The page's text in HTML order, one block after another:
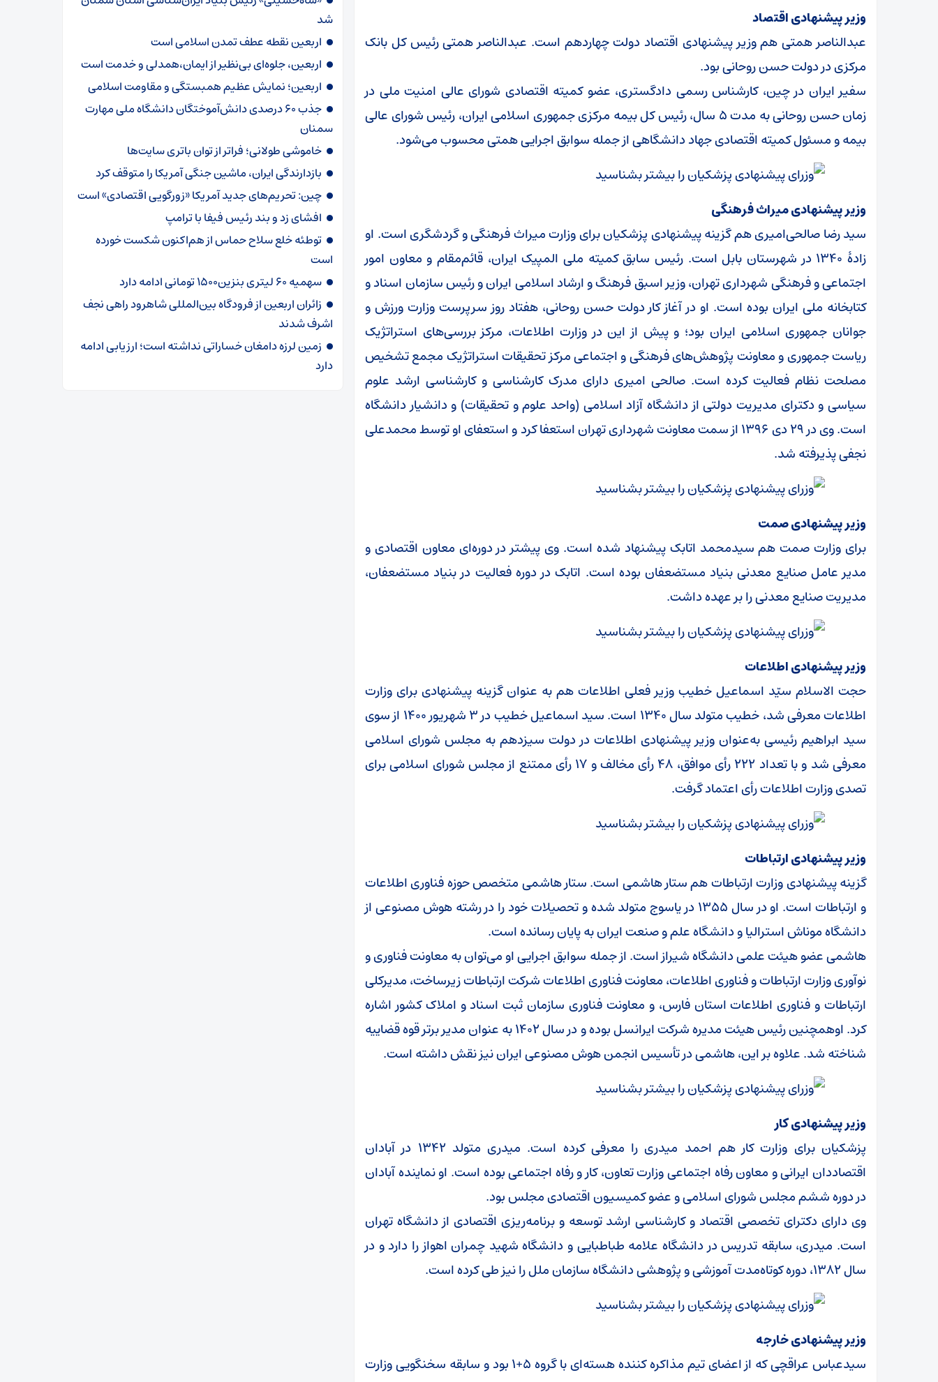
وزیر پیشنهادی اقتصاد
عبدالناصر همتی هم وزیر پیشنهادی اقتصاد دولت چهاردهم است. عبدالناصر همتی رئیس کل بانک
مرکزی در دولت حسن روحانی بود.
سفیر ایران در چین، کارشناس رسمی دادگستری، عضو کمیته اقتصادی شورای عالی امنیت ملی در
زمان حسن روحانی به مدت ۵ سال، رئیس کل بیمه مرکزی جمهوری اسلامی ایران، رئیس شورای عالی
بیمه و مسئول کمیته اقتصادی جهاد دانشگاهی از جمله سوابق اجرایی همتی محسوب می‌شود.
وزیر پیشنهادی میراث فرهنگی
سید رضا صالحی‌امیری هم گزینه پیشنهادی پزشکیان برای وزارت میراث فرهنگی و گردشگری است. او
زادهٔ ۱۳۴۰ در شهرستان بابل است. رئیس سابق کمیته ملی المپیک ایران، قائم‌مقام و معاون امور
اجتماعی و فرهنگی شهرداری تهران، وزیر اسبق فرهنگ و ارشاد اسلامی ایران و رئیس سازمان اسناد و
کتابخانه ملی ایران بوده است. او در آغاز کار دولت حسن روحانی، هفتاد روز سرپرست وزارت ورزش و
جوانان جمهوری اسلامی ایران بود؛ و پیش از این در وزارت اطلاعات، مرکز بررسی‌های استراتژیک
ریاست جمهوری و معاونت پژوهش‌های فرهنگی و اجتماعی مرکز تحقیقات استراتژیک مجمع تشخیص
مصلحت نظام فعالیت کرده است. صالحی امیری دارای مدرک کارشناسی و کارشناسی ارشد علوم
سیاسی و دکترای مدیریت دولتی از دانشگاه آزاد اسلامی (واحد علوم و تحقیقات) و دانشیار دانشگاه
است. وی در ۲۹ دی ۱۳۹۶ از سمت معاونت شهرداری تهران استعفا کرد و استعفای او توسط محمدعلی
نجفی پذیرفته شد.
وزیر پیشنهادی صمت
برای وزارت صمت هم سیدمحمد اتابک پیشنهاد شده است. وی پیشتر در دوره‌ای معاون اقتصادی و
مدیر عامل صنایع معدنی بنیاد مستضعفان بوده است. اتابک در دوره فعالیت در بنیاد مستضعفان،
مدیریت صنایع معدنی را بر عهده داشت.
وزیر پیشنهادی اطلاعات
حجت الاسلام سیّد اسماعیل خطیب وزیر فعلی اطلاعات هم به عنوان گزینه پیشنهادی برای وزارت
اطلاعات معرفی شد، خطیب متولد سال ۱۳۴۰ است. سید اسماعیل خطیب در ۳ شهریور ۱۴۰۰ از سوی
سید ابراهیم رئیسی به‌عنوان وزیر پیشنهادی اطلاعات در دولت سیزدهم به مجلس شورای اسلامی
معرفی شد و با تعداد ۲۲۲ رأی موافق، ۴۸ رأی مخالف و ۱۷ رأی ممتنع از مجلس شورای اسلامی برای
تصدی وزارت اطلاعات رأی اعتماد گرفت.
وزیر پیشنهادی ارتباطات
گزینه پیشنهادی وزارت ارتباطات هم ستار هاشمی است. ستار هاشمی متخصص حوزه فناوری اطلاعات
و ارتباطات است. او در سال ۱۳۵۵ در یاسوج متولد شده و تحصیلات خود را در رشته هوش مصنوعی از
دانشگاه موناش استرالیا و دانشگاه علم و صنعت ایران به پایان رسانده است.
هاشمی عضو هیئت علمی دانشگاه شیراز است. از جمله سوابق اجرایی او می‌توان به معاونت فناوری و
نوآوری وزارت ارتباطات و فناوری اطلاعات، معاونت فناوری اطلاعات شرکت ارتباطات زیرساخت، مدیرکلی
ارتباطات و فناوری اطلاعات استان فارس، و معاونت فناوری سازمان ثبت اسناد و املاک کشور اشاره
کرد. اوهمچنین رئیس هیئت مدیره شرکت ایرانسل بوده و در سال ۱۴۰۲ به عنوان مدیر برتر قوه قضاییه
شناخته شد. علاوه بر این، هاشمی در تأسیس انجمن هوش مصنوعی ایران نیز نقش داشته است.
وزیر پیشنهادی کار
پزشکیان برای وزارت کار هم احمد میدری را معرفی کرده است. میدری متولد ۱۳۴۲ در آبادان
اقتصاددان ایرانی و معاون رفاه اجتماعی وزارت تعاون، کار و رفاه اجتماعی بوده است. او نماینده آبادان
در دوره ششم مجلس شورای اسلامی و عضو کمیسیون اقتصادی مجلس بود.
وی دارای دکترای تخصصی اقتصاد و کارشناسی ارشد توسعه و برنامه‌ریزی اقتصادی از دانشگاه تهران
است. میدری، سابقه تدریس در دانشگاه علامه طباطبایی و دانشگاه شهید چمران اهواز را دارد و در
سال ۱۳۸۲، دوره کوتاه‌مدت آموزشی و پژوهشی دانشگاه سازمان ملل را نیز طی کرده است.
وزیر پیشنهادی خارجه
سیدعباس عراقچی که از اعضای تیم مذاکره کننده هسته‌ای با گروه ۵+۱ بود و سابقه سخنگویی وزارت
شد
اربعین نقطه عطف تمدن اسلامی است
اربعین، جلوه‌ای بی‌نظیر از ایمان،همدلی و خدمت است
اربعین؛ نمایش عظیم همبستگی و مقاومت اسلامی
جذب ۶۰ درصدی دانش‌آموختگان دانشگاه ملی مهارت
سمنان
خاموشی طولانی؛ فراتر از توان باتری سایت‌ها
بازدارندگی ایران، ماشین جنگی آمریکا را متوقف کرد
چین: تحریم‌های جدید آمریکا «زورگویی اقتصادی» است
افشای زد و بند رئیس فیفا با ترامپ
توطئه خلع سلاح حماس از هم‌اکنون شکست خورده
است
سهمیه ۶۰ لیتری بنزین۱۵۰۰ تومانی ادامه دارد
زائران اربعین از فرودگاه بین‌المللی شاهرود راهی نجف
اشرف شدند
زمین لرزه دامغان خساراتی نداشته است؛ ارزیابی ادامه
دارد